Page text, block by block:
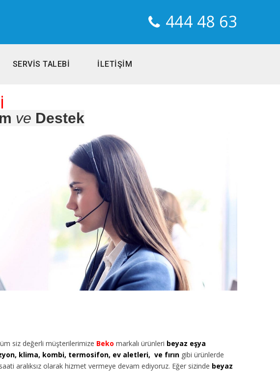
444 48 63
SERVİS TALEBİ İLETİŞİM
ve Destek
siz değerli müşterilerimize Beko markalı ürünleri beyaz eşya
klima, kombi, termosifon, ev aletleri, ve fırın gibi ürünlerde
aralıksız olarak hizmet vermeye devam ediyoruz. Eğer sizinde beyaz